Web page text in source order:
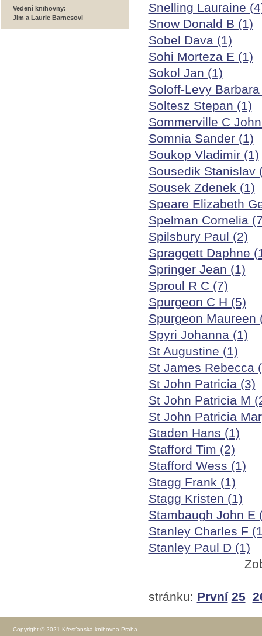
Snelling Lauraine
Snow Donald B (1)
Sobel Dava (1)
Sohi Morteza E (1)
Sokol Jan (1)
Soloff-Levy Barbara
Soltesz Stepan (1)
Sommerville C
Somnia Sander (1)
Soukop Vladimir (1)
Sousedik Stanislav
Sousek Zdenek (1)
Speare Elizabeth
Spelman Cornelia
Spilsbury Paul (2)
Spraggett Daphne
Springer Jean (1)
Sproul R C (7)
Spurgeon C H (5)
Spurgeon Maureen
Spyri Johanna (1)
St Augustine (1)
St James Rebecca
St John Patricia (3)
St John Patricia M
St John Patricia
Staden Hans (1)
Stafford Tim (2)
Stafford Wess (1)
Stagg Frank (1)
Stagg Kristen (1)
Stambaugh John E
Stanley Charles F
Stanley Paul D (1)
stránku: První 25
Vedení knihovny:
Jim a Laurie Barnesovi
Copyright © 2021 Křesťanská knihovna Praha